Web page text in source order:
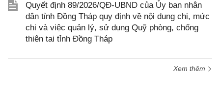
Quyết định 89/2026/QĐ-UBND của Ủy ban nhân
dân tỉnh Đồng Tháp quy định về nội dung chi, mức
chi và việc quản lý, sử dụng Quỹ phòng, chống
thiên tai tỉnh Đồng Tháp
Xem thêm